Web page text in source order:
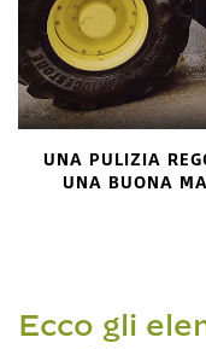
UNA PULIZIA
UNA BUONA
Ecco gli